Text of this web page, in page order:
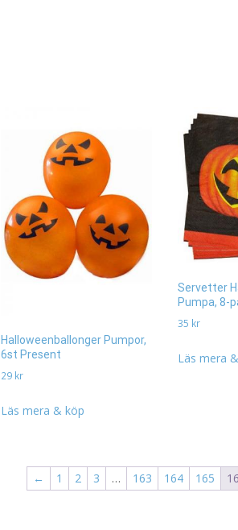
Halloweenballonger Pumpor,
6st Present
29 kr
Läs mera & köp
Servetter
Pumpa, 8-
35 kr
Läs mera
← 1 2 3 … 163 164 165